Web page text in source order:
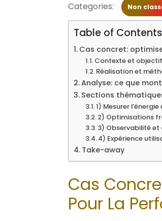
Categories: Non
Table of Contents
Cas concret:
Contexte et
Réalisation et
Analyse: ce que
Sections
1) Mesurer
2) Optimisations
3) Observabilité
4) Expérience
Take-away
Cas
Pour La